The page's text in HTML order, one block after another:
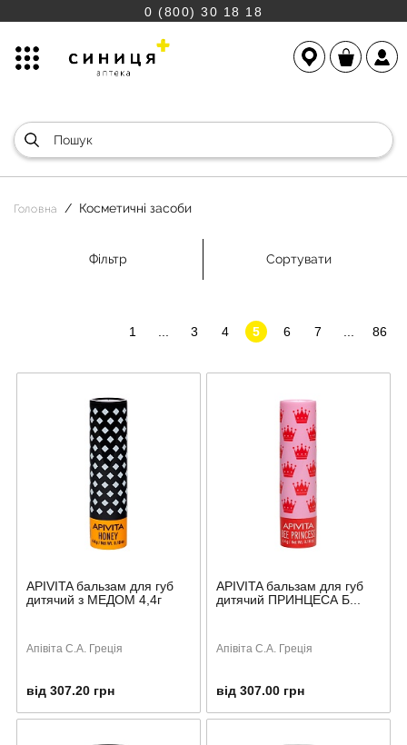
0 (800) 30 18 18
Головна Косметичні засоби
Фільтр Сортувати
1 3 4 5 6 7 86
APIVITA бальзам для губ
дитячий з МЕДОМ 4,4г
Апівіта С.А. Греція
від 307.20 грн
APIVITA бальзам для губ
дитячий ПРИНЦЕСА Б...
Апівіта С.А. Греція
від 307.00 грн